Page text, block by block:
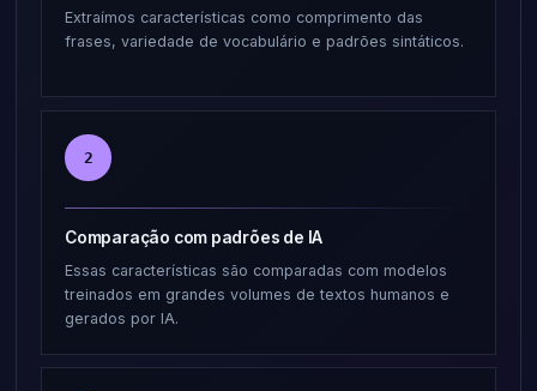
Extraímos características como comprimento das
frases, variedade de vocabulário e padrões sintáticos.
2
Comparação com padrões de IA
Essas características são comparadas com modelos
treinados em grandes volumes de textos humanos e
gerados por IA.